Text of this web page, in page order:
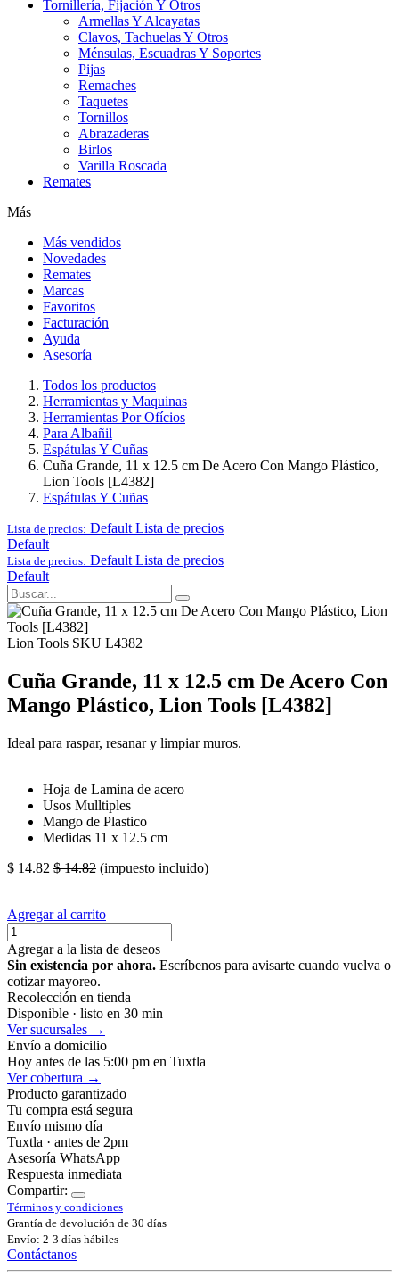
Tornillería, Fijación Y Otros
Armellas Y Alcayatas
Clavos, Tachuelas Y Otros
Ménsulas, Escuadras Y Soportes
Pijas
Remaches
Taquetes
Tornillos
Abrazaderas
Birlos
Varilla Roscada
Remates
Más
Más vendidos
Novedades
Remates
Marcas
Favoritos
Facturación
Ayuda
Asesoría
Todos los productos
Herramientas y Maquinas
Herramientas Por Ofícios
Para Albañil
Espátulas Y Cuñas
Cuña Grande, 11 x 12.5 cm De Acero Con Mango Plástico,
Lion Tools [L4382]
Espátulas Y Cuñas
Lista de precios: Default Lista de precios
Default
Lista de precios: Default Lista de precios
Default
Lion Tools SKU L4382
Cuña Grande, 11 x 12.5 cm De Acero Con
Mango Plástico, Lion Tools [L4382]
Ideal para raspar, resanar y limpiar muros.
Hoja de Lamina de acero
Usos Mulltiples
Mango de Plastico
Medidas 11 x 12.5 cm
$ 14.82 $14.82 (impuesto incluido)
Agregar al carrito
Agregar a la lista de deseos
Sin existencia por ahora. Escríbenos para avisarte cuando vuelva o
cotizar mayoreo.
Recolección en tienda
Disponible · listo en 30 min
Ver sucursales →
Envío a domicilio
Hoy antes de las 5:00 pm en Tuxtla
Ver cobertura →
Producto garantizado
Tu compra está segura
Envío mismo día
Tuxtla · antes de 2pm
Asesoría WhatsApp
Respuesta inmediata
Compartir:
Términos y condiciones
Grantía de devolución de 30 días
Envío: 2-3 días hábiles
Contáctanos